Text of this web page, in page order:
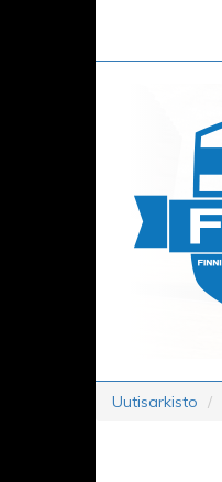
Uutisarkisto